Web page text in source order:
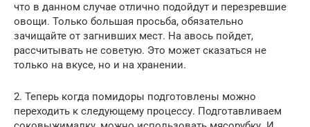
что в данном случае отлично подойдут и перезревшие
овощи. Только большая просьба, обязательно
зачищайте от загнивших мест. На авось пойдет,
рассчитывать не советую. Это может сказаться не
только на вкусе, но и на хранении.
2. Теперь когда помидоры подготовлены можно
переходить к следующему процессу. Подготавливаем